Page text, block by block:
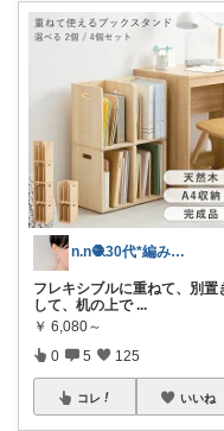
n.n🧶30代*編み物と暮らし
フレキシブルに重ねて、別置
して、机の上で ...
￥ 6,080～
0 5 125
コレ いいね